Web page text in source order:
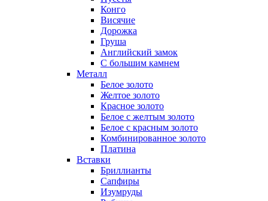
Конго
Висячие
Дорожка
Груша
Английский замок
С большим камнем
Металл
Белое золото
Желтое золото
Красное золото
Белое с желтым золото
Белое с красным золото
Комбинированное золото
Платина
Вставки
Бриллианты
Сапфиры
Изумруды